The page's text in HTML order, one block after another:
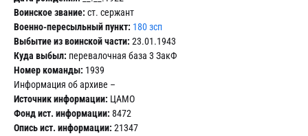
Воинское звание: ст. сержант
Военно-пересыльный пункт: 180 зсп
Выбытие из воинской части: 23.01.1943
Куда выбыл: перевалочная база 3 ЗакФ
Номер команды: 1939
Информация об архиве –
Источник информации: ЦАМО
Фонд ист. информации: 8472
Опись ист. информации: 21347